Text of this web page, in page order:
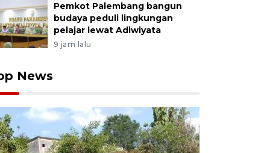
Pemkot Palembang bangun
budaya peduli lingkungan
pelajar lewat Adiwiyata
9 jam lalu
News